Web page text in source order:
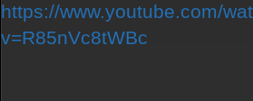
https://www.youtube.com/
v=R85nVc8tWBc